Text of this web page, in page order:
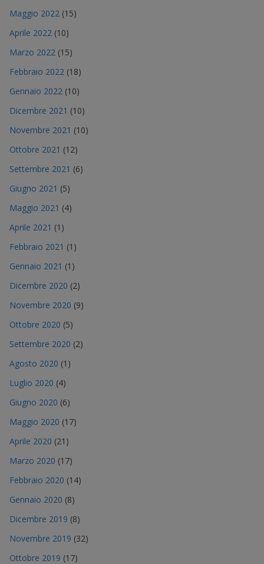
Maggio 2022 (15)
Aprile 2022 (10)
Marzo 2022 (15)
Febbraio 2022 (18)
Gennaio 2022 (10)
Dicembre 2021 (10)
Novembre 2021 (10)
Ottobre 2021 (12)
Settembre 2021 (6)
Giugno 2021 (5)
Maggio 2021 (4)
Aprile 2021 (1)
Febbraio 2021 (1)
Gennaio 2021 (1)
Dicembre 2020 (2)
Novembre 2020 (9)
Ottobre 2020 (5)
Settembre 2020 (2)
Agosto 2020 (1)
Luglio 2020 (4)
Giugno 2020 (6)
Maggio 2020 (17)
Aprile 2020 (21)
Marzo 2020 (17)
Febbraio 2020 (14)
Gennaio 2020 (8)
Dicembre 2019 (8)
Novembre 2019 (32)
Ottobre 2019 (17)